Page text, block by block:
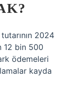
2024
12 bin 500
ödemeleri
kayda